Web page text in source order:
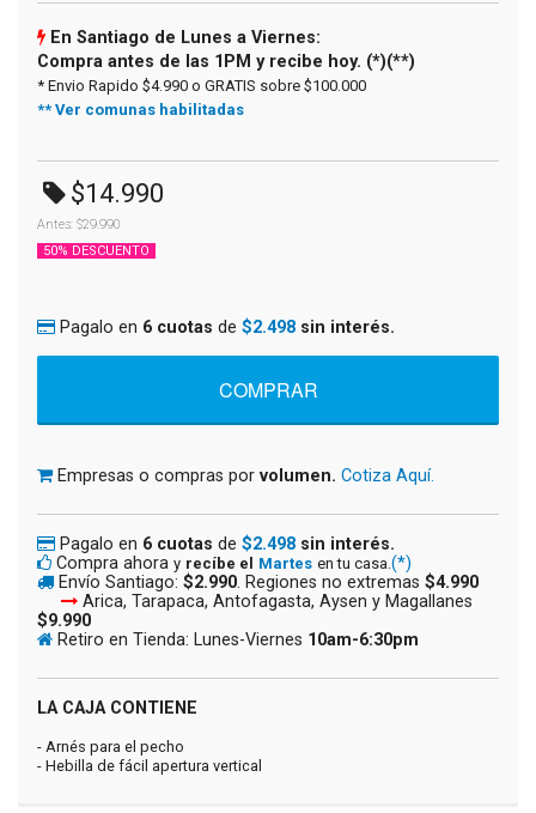
En Santiago de Lunes a Viernes:
Compra antes de las 1PM y recibe hoy. (*)(**)
* Envio Rapido $4.990 o GRATIS sobre $100.000
** Ver comunas habilitadas
$14.990
Antes: $29.990
50% DESCUENTO
Pagalo en 6 cuotas de $2.498 sin interés.
Empresas o compras por volumen. Cotiza Aquí.
Pagalo en 6 cuotas de $2.498 sin interés.
Compra ahora y recíbe el Martes en tu casa. (*)
Envío Santiago: $2.990. Regiones no extremas $4.990
Arica, Tarapaca, Antofagasta, Aysen y Magallanes
$9.990
Retiro en Tienda: Lunes-Viernes 10am-6:30pm
LA CAJA CONTIENE
- Arnés para el pecho
- Hebilla de fácil apertura vertical